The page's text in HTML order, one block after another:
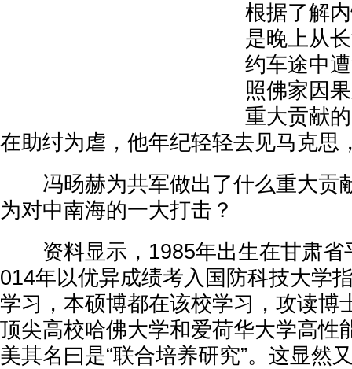
根据了解
是晚上从
约车途中
照佛家因
重大贡献
在助纣为虐，他年纪轻轻去见马克思
冯旸赫为共军做出了什么重大贡
为对中南海的一大打击？
资料显示，1985年出生在甘肃省
014年以优异成绩考入国防科技大学
学习，本硕博都在该校学习，攻读博
顶尖高校哈佛大学和爱荷华大学高性
美其名曰是“联合培养研究”。这显然